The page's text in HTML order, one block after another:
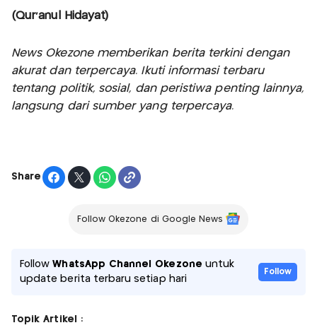
(Qur'anul Hidayat)
News Okezone memberikan berita terkini dengan
akurat dan terpercaya. Ikuti informasi terbaru
tentang politik, sosial, dan peristiwa penting lainnya,
langsung dari sumber yang terpercaya.
Share
Follow Okezone di Google News
FollowWhatsApp Channel Okezone untuk
update berita terbaru setiap hari
Follow
Topik Artikel :